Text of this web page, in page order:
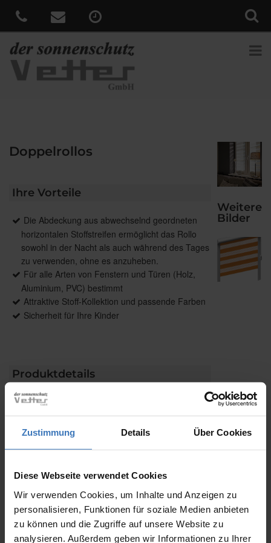
Zustimmung Details Über Cookies
Diese Webseite verwendet Cookies
Wir verwenden Cookies, um Inhalte und Anzeigen zu
personalisieren, Funktionen für soziale Medien anbieten
zu können und die Zugriffe auf unsere Website zu
analysieren. Außerdem geben wir Informationen zu Ihrer
Doppelrollos
Ihre Vorteile
Die Abdeckung aus abwechselnd geordneten
horizontalen Stoffstreifen ermöglicht das Rollo
sowohl in der Nacht als auch während des Tages
zu verwenden, ohne es anzuheben.
Für alle Arten von Fenstern und Türen (Holz,
Aluminium, PVC) bestimmt
Attraktive Stoff-Kollektion und passende Farben
Sicherheit für Ihre Kinder
Produktdetails
max. Breite: 2600 mm
max. Höhe: 3000 mm
max. Fläche: 7,5 m²
Anwendungsbereiche: Für Fenster, Türen,
Montage: An Wand und Decken sowie über
Klemmträger
Weitere
Bilder